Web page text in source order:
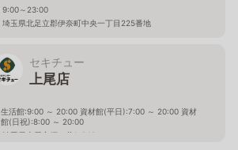
9:00～23:00
埼玉県北足立郡伊奈町中央一丁目225番地
セキチュー
上尾店
生活館:9:00 ～ 20:00 資材館(平日):7:00 ～ 20:00 資材
館(日祝):8:00 ～ 20:00
埼玉県上尾市須ケ谷1-240